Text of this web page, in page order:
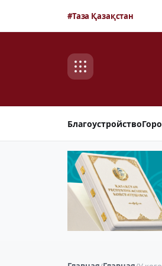
#Таза Қазақстан
Благоустройство